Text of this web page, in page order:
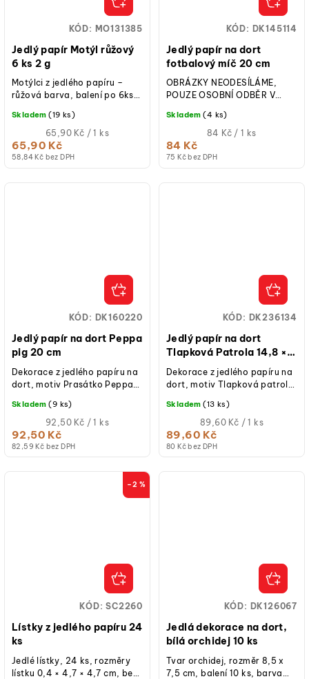
Jedlý papír Motýl růžový
6 ks 2 g
58,84 Kč bez DPH
65,90 Kč
Měrná
cena:
65,90 Kč / 1 ks
Skladem (19 ks)
Motýlci z jedlého papíru –
růžová barva, balení po 6ks,
KÓD: MO131385
Jedlý papír na dort
fotbalový míč 20 cm
75 Kč bez DPH
84 Kč
Měrná
84 Kč / 1 ks
Skladem (4 ks)
OBRÁZKY NEODESÍLÁME,
POUZE OSOBNÍ ODBĚR V
průměr 20 cm, 1 ks, vhodné
KÓD: DK145114
Jedlý papír na dort Peppa
pig 20 cm
82,59 Kč bez DPH
92,50 Kč
Měrná
cena:
92,50 Kč / 1 ks
Skladem (9 ks)
Dekorace z jedlého papíru na
dort, motiv Prasátko Peppa,
lepku, bez laktózy, bez...
KÓD: DK160220
Jedlý papír na dort
Tlapková Patrola 14,8 ×
21 cm
80 Kč bez DPH
89,60 Kč
Měrná
cena:
89,60 Kč / 1 ks
Skladem (13 ks)
Dekorace z jedlého papíru na
dort, motiv Tlapková patrola,
bez lepku, bez laktózy, bez...
KÓD: DK236134
–2 %
Lístky z jedlého papíru 24
ks
Jedlé lístky, 24 ks, rozměry
lístku 0,4 × 4,7 × 4,7 cm, bez
KÓD:SC2260
Jedlá dekorace na dort,
bílá orchidej 10 ks
Tvar orchidej, rozměr 8,5 x
7,5 cm, balení 10 ks, barva
KÓD: DK126067